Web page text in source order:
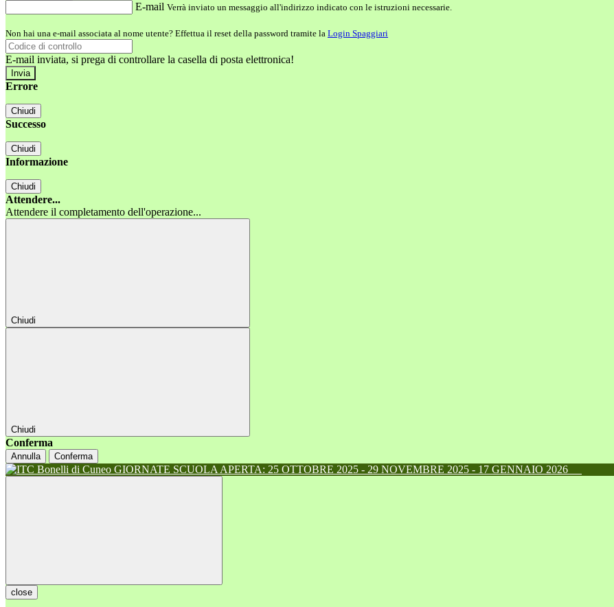
E-mail Verrà inviato un messaggio all'indirizzo indicato con le istruzioni necessarie.
Non hai una e-mail associata al nome utente? Effettua il reset della password tramite la Login Spaggiari
E-mail inviata, si prega di controllare la casella di posta elettronica!
Errore
Chiudi
Successo
Chiudi
Informazione
Chiudi
Attendere...
Attendere il completamento dell'operazione...
Chiudi
Chiudi
Conferma
Annulla Conferma
GIORNATE SCUOLA APERTA: 25 OTTOBRE 2025 - 29 NOVEMBRE 2025 - 17 GENNAIO 2026
close